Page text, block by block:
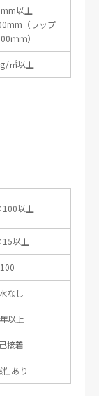
以上
（ラップ
ｍｍ）
㎡以上
以上
以上
100
なし
以上
接着
性あり